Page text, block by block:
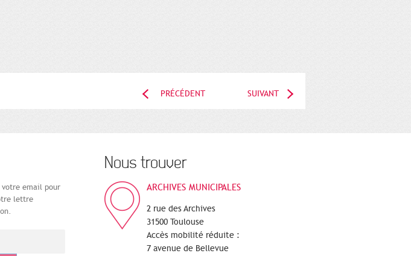
PRÉCÉDENT SUIVANT
votre email pour
lettre
Nous trouver
ARCHIVES MUNICIPALES
2 rue des Archives
31500 Toulouse
Accès mobilité réduite :
7 avenue de Bellevue